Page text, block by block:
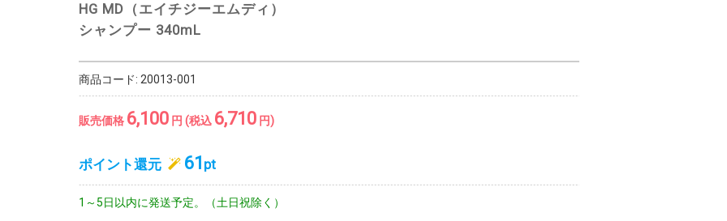
HG MD（エイチジーエムディ）
シャンプー 340mL
商品コード: 20013-001
販売価格 6,100円 (税込 6,710円)
ポイント還元 61 pt
1～5日以内に発送予定。（土日祝除く）